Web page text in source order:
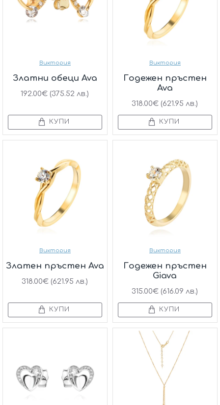
Виктория
Златни обеци Ava
192.00€ (375.52 лв.)
КУПИ
Виктория
Годежен пръстен
Ava
318.00€ (621.95 лв.)
КУПИ
Виктория
Златен пръстен Ava
318.00€ (621.95 лв.)
КУПИ
Виктория
Годежен пръстен
Giava
315.00€ (616.09 лв.)
КУПИ